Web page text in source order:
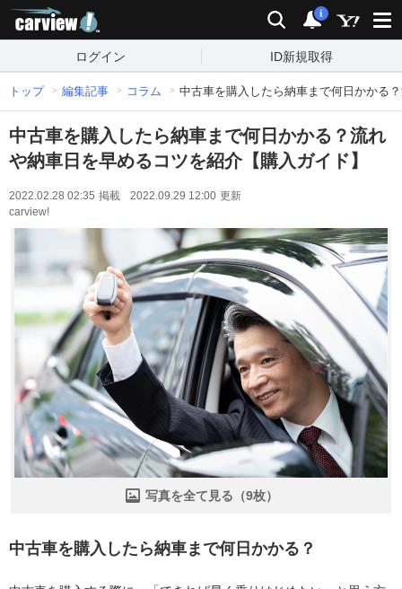
検索 通知
i
ログイン ID新規取得
トップ 編集記事 コラム 中古車を購入したら納車まで何日かかる
中古車を購入したら納車まで何日かかる？流れ
や納車日を早めるコツを紹介【購入ガイド】
2022.02.28 02:35 掲載 2022.09.29 12:00 更新
carview!
写真を全て見る（9枚）
中古車を購入したら納車まで何日かかる？